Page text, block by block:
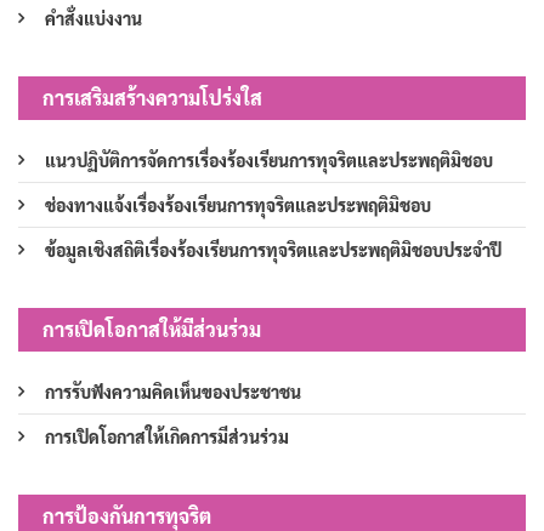
คำสั่งแบ่งงาน
การเสริมสร้างความโปร่งใส
แนวปฏิบัติการจัดการเรื่องร้องเรียนการทุจริตและประพฤติมิชอบ
ช่องทางแจ้งเรื่องร้องเรียนการทุจริตและประพฤติมิชอบ
ข้อมูลเชิงสถิติเรื่องร้องเรียนการทุจริตและประพฤติมิชอบประจำปี
การเปิดโอกาสให้มีส่วนร่วม
การรับฟังความคิดเห็นของประชาชน
การเปิดโอกาสให้เกิดการมีส่วนร่วม
การป้องกันการทุจริต